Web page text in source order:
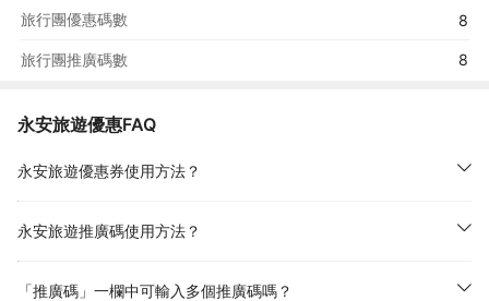
旅行團優惠碼數 8
旅行團推廣碼數 8
永安旅遊優惠FAQ
永安旅遊優惠券使用方法？
永安旅遊推廣碼使用方法？
「推廣碼」一欄中可輸入多個推廣碼嗎？